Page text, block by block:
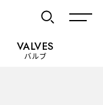
VALVES
バルブ